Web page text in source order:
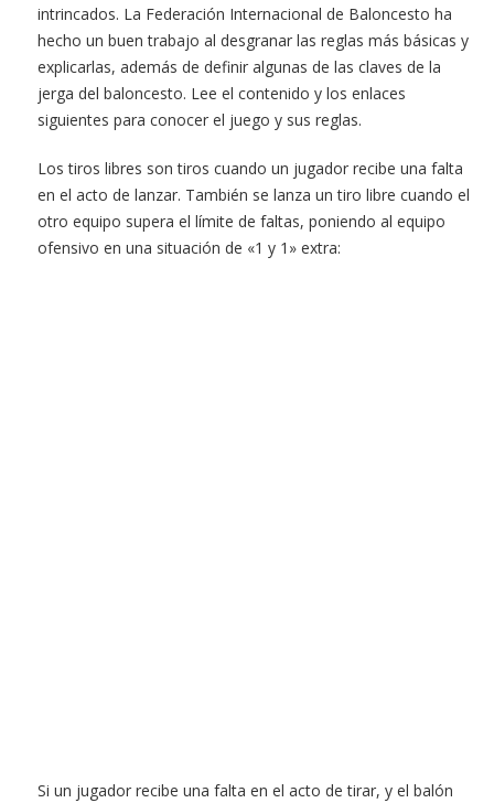
intrincados. La Federación Internacional de Baloncesto ha
hecho un buen trabajo al desgranar las reglas más básicas y
explicarlas, además de definir algunas de las claves de la
jerga del baloncesto. Lee el contenido y los enlaces
siguientes para conocer el juego y sus reglas.
Los tiros libres son tiros cuando un jugador recibe una falta
en el acto de lanzar. También se lanza un tiro libre cuando el
otro equipo supera el límite de faltas, poniendo al equipo
ofensivo en una situación de «1 y 1» extra:
Si un jugador recibe una falta en el acto de tirar, y el balón